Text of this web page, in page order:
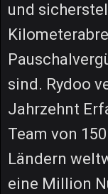
und
sind. Rydoo
Jahrzehnt
Team von
Ländern
eine Million